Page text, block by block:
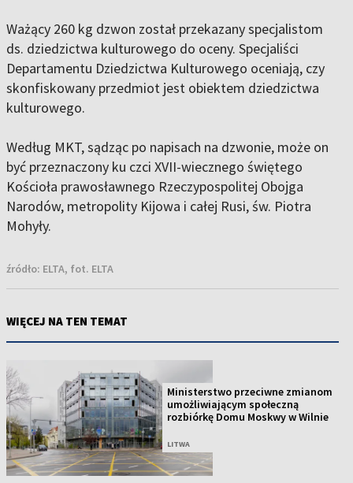
Ważący 260 kg dzwon został przekazany specjalistom
ds. dziedzictwa kulturowego do oceny. Specjaliści
Departamentu Dziedzictwa Kulturowego oceniają, czy
skonfiskowany przedmiot jest obiektem dziedzictwa
kulturowego.
Według MKT, sądząc po napisach na dzwonie, może on
być przeznaczony ku czci XVII-wiecznego świętego
Kościoła prawosławnego Rzeczypospolitej Obojga
Narodów, metropolity Kijowa i całej Rusi, św. Piotra
Mohyły.
źródło: ELTA, fot. ELTA
WIĘCEJ NA TEN TEMAT
Ministerstwo przeciwne zmianom
umożliwiającym społeczną
rozbiórkę Domu Moskwy w Wilnie
LITWA